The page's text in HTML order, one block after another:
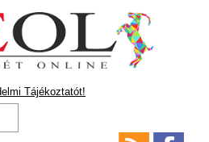
Tájékoztatót!